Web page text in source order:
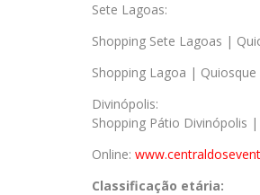
Sete Lagoas:
Shopping Sete Lagoas |
Shopping Lagoa |
Divinópolis:
Shopping Pátio Divinópolis
Online:
Classificação etária: